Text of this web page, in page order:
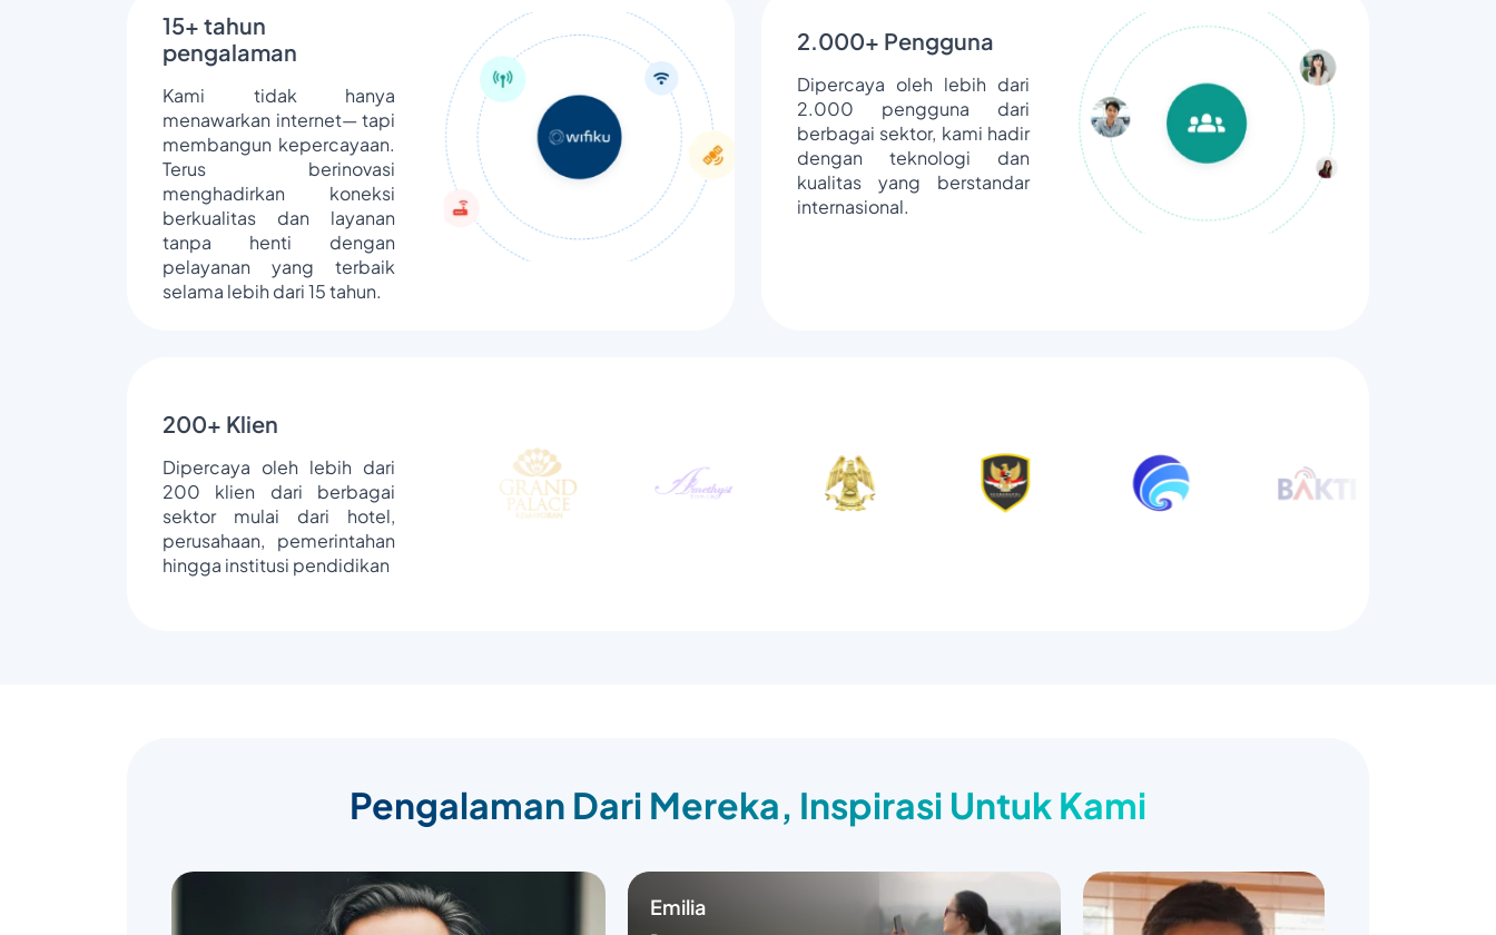
15+ tahun
pengalaman
Kami tidak hanya
menawarkan internet— tapi
membangun kepercayaan.
Terus berinovasi
menghadirkan koneksi
berkualitas dan layanan
tanpa henti dengan
pelayanan yang terbaik
selama lebih dari 15 tahun.
2.000+ Pengguna
Dipercaya oleh lebih dari
2.000 pengguna dari
berbagai sektor, kami hadir
dengan teknologi dan
kualitas yang berstandar
internasional.
200+ Klien
Dipercaya oleh lebih dari
200 klien dari berbagai
sektor mulai dari hotel,
perusahaan, pemerintahan
hingga institusi pendidikan
Pengalaman Dari Mereka, Inspirasi Untuk Kami
Emilia